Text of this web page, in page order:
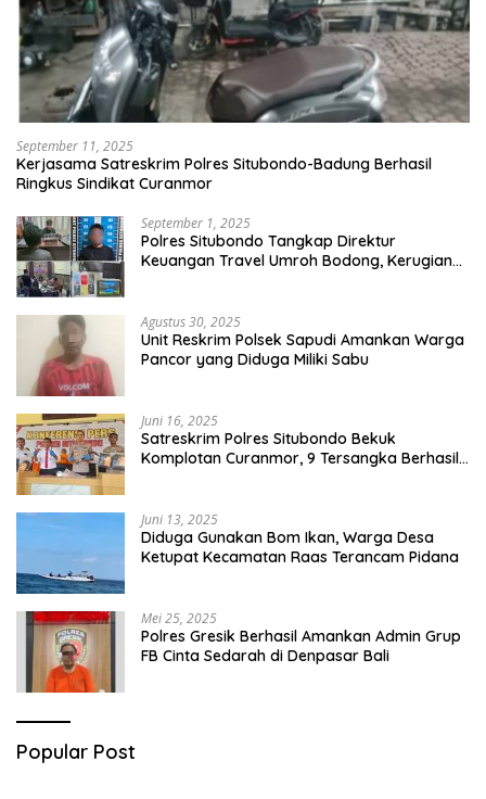
September 11, 2025
Kerjasama Satreskrim Polres Situbondo-Badung Berhasil
Ringkus Sindikat Curanmor
September 1, 2025
Polres Situbondo Tangkap Direktur
Keuangan Travel Umroh Bodong, Kerugian
Agustus 30, 2025
Unit Reskrim Polsek Sapudi Amankan Warga
Pancor yang Diduga Miliki Sabu
Juni 16, 2025
Satreskrim Polres Situbondo Bekuk
Komplotan Curanmor, 9 Tersangka Berhasil
Juni 13, 2025
Diduga Gunakan Bom Ikan, Warga Desa
Ketupat Kecamatan Raas Terancam Pidana
Mei 25, 2025
Polres Gresik Berhasil Amankan Admin Grup
FB Cinta Sedarah di Denpasar Bali
Popular Post